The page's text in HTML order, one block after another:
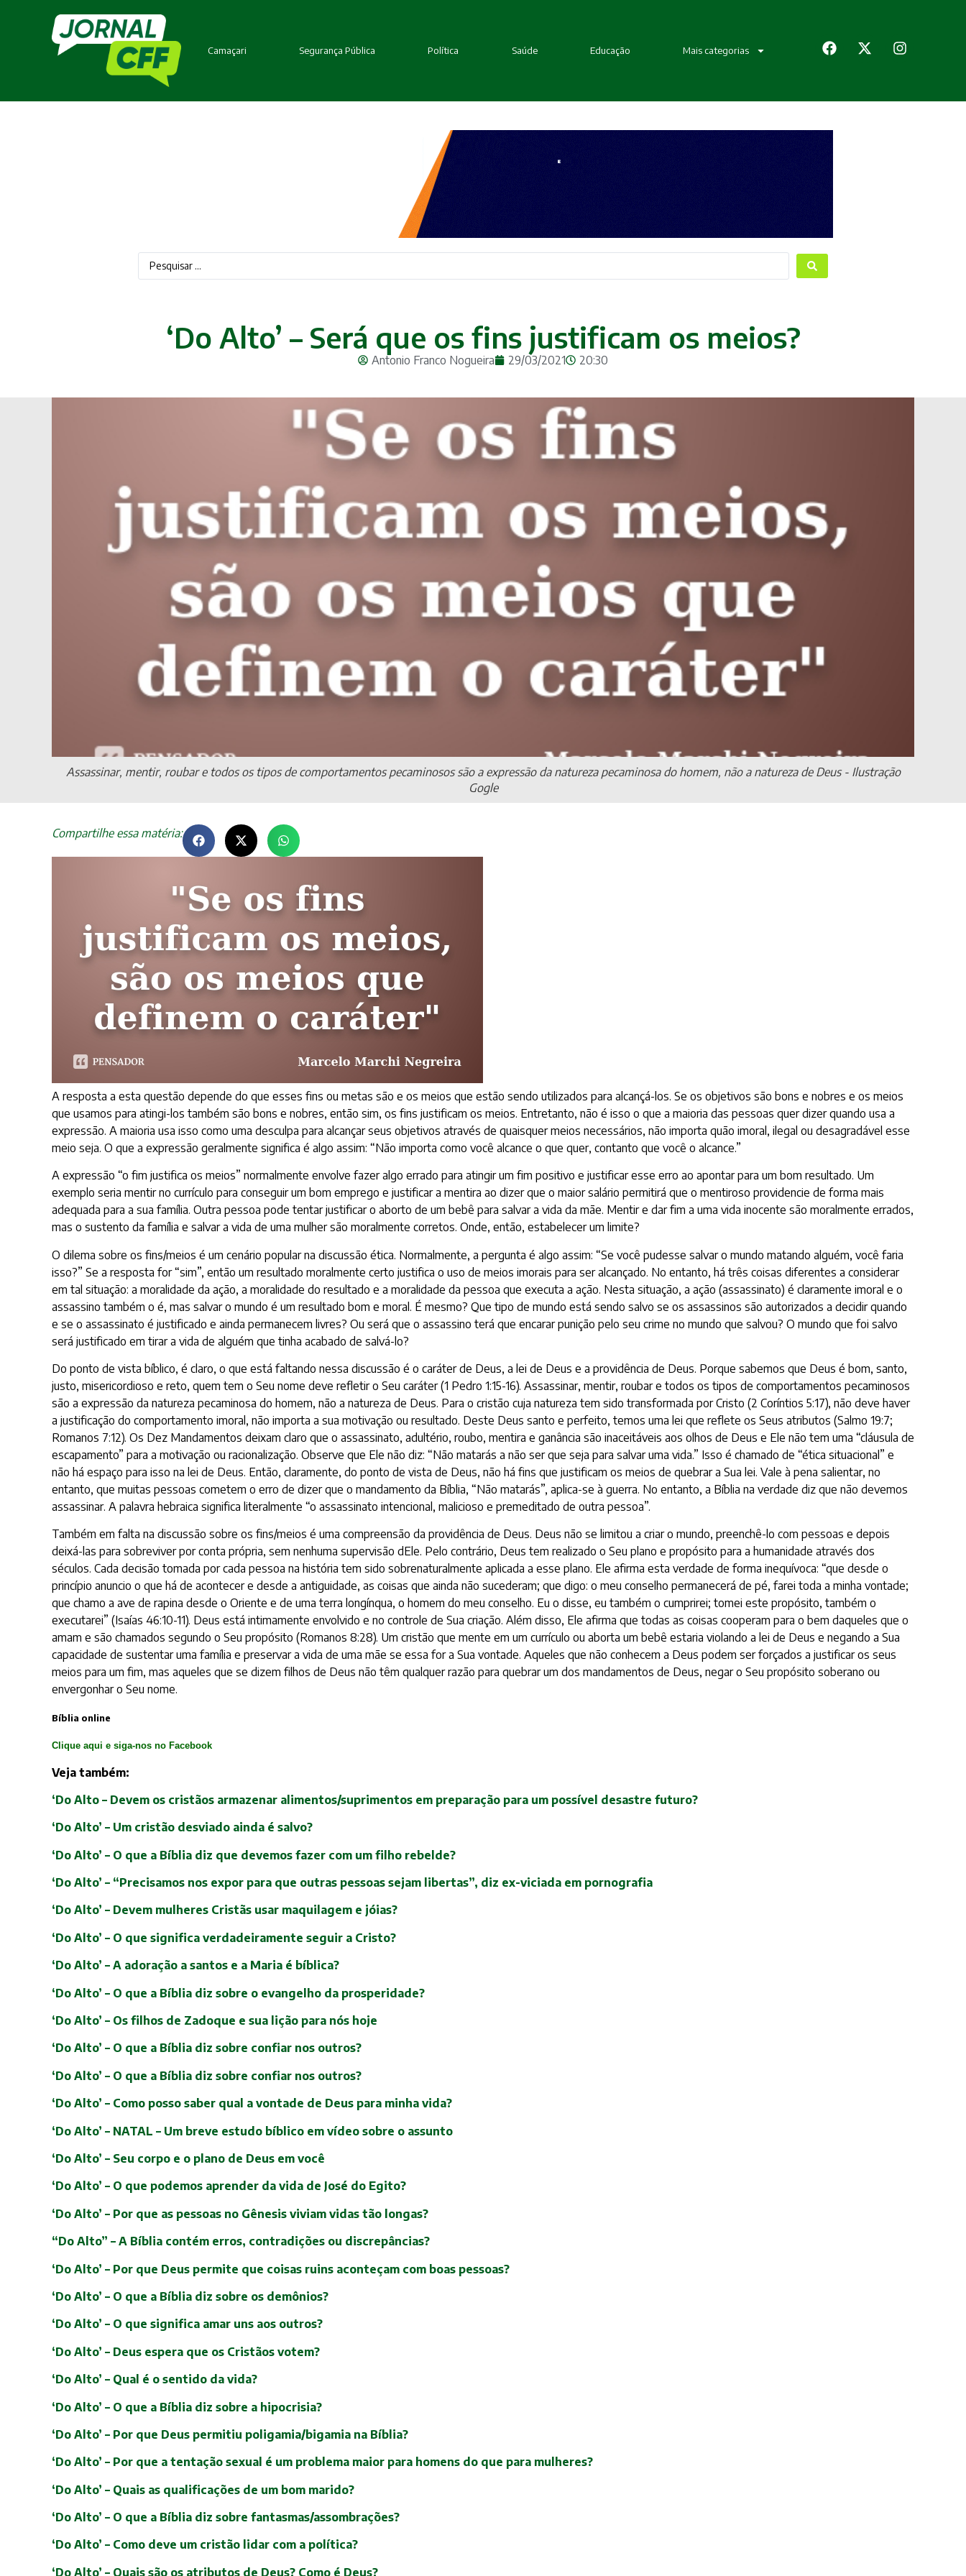
Camaçari Segurança Pública Política Saúde Educação Mais categorias
‘Do Alto’ – Será que os fins justificam os meios?
Antonio Franco Nogueira 29/03/2021 20:30
Assassinar, mentir, roubar e todos os tipos de comportamentos pecaminosos são a expressão da natureza pecaminosa do homem, não a natureza de Deus - Ilustração
Gogle
Compartilhe essa matéria:
A resposta a esta questão depende do que esses fins ou metas são e os meios que estão sendo utilizados para alcançá-los. Se os objetivos são bons e nobres e os meios
que usamos para atingi-los também são bons e nobres, então sim, os fins justificam os meios. Entretanto, não é isso o que a maioria das pessoas quer dizer quando usa a
expressão. A maioria usa isso como uma desculpa para alcançar seus objetivos através de quaisquer meios necessários, não importa quão imoral, ilegal ou desagradável esse
meio seja. O que a expressão geralmente significa é algo assim: “Não importa como você alcance o que quer, contanto que você o alcance.”
A expressão “o fim justifica os meios” normalmente envolve fazer algo errado para atingir um fim positivo e justificar esse erro ao apontar para um bom resultado. Um
exemplo seria mentir no currículo para conseguir um bom emprego e justificar a mentira ao dizer que o maior salário permitirá que o mentiroso providencie de forma mais
adequada para a sua família. Outra pessoa pode tentar justificar o aborto de um bebê para salvar a vida da mãe. Mentir e dar fim a uma vida inocente são moralmente errados,
mas o sustento da família e salvar a vida de uma mulher são moralmente corretos. Onde, então, estabelecer um limite?
O dilema sobre os fins/meios é um cenário popular na discussão ética. Normalmente, a pergunta é algo assim: “Se você pudesse salvar o mundo matando alguém, você faria
isso?” Se a resposta for “sim”, então um resultado moralmente certo justifica o uso de meios imorais para ser alcançado. No entanto, há três coisas diferentes a considerar
em tal situação: a moralidade da ação, a moralidade do resultado e a moralidade da pessoa que executa a ação. Nesta situação, a ação (assassinato) é claramente imoral e o
assassino também o é, mas salvar o mundo é um resultado bom e moral. É mesmo? Que tipo de mundo está sendo salvo se os assassinos são autorizados a decidir quando
e se o assassinato é justificado e ainda permanecem livres? Ou será que o assassino terá que encarar punição pelo seu crime no mundo que salvou? O mundo que foi salvo
será justificado em tirar a vida de alguém que tinha acabado de salvá-lo?
Do ponto de vista bíblico, é claro, o que está faltando nessa discussão é o caráter de Deus, a lei de Deus e a providência de Deus. Porque sabemos que Deus é bom, santo,
justo, misericordioso e reto, quem tem o Seu nome deve refletir o Seu caráter (1 Pedro 1:15-16). Assassinar, mentir, roubar e todos os tipos de comportamentos pecaminosos
são a expressão da natureza pecaminosa do homem, não a natureza de Deus. Para o cristão cuja natureza tem sido transformada por Cristo (2 Coríntios 5:17), não deve haver
a justificação do comportamento imoral, não importa a sua motivação ou resultado. Deste Deus santo e perfeito, temos uma lei que reflete os Seus atributos (Salmo 19:7;
Romanos 7:12). Os Dez Mandamentos deixam claro que o assassinato, adultério, roubo, mentira e ganância são inaceitáveis aos olhos de Deus e Ele não tem uma “cláusula de
escapamento” para a motivação ou racionalização. Observe que Ele não diz: “Não matarás a não ser que seja para salvar uma vida.” Isso é chamado de “ética situacional” e
não há espaço para isso na lei de Deus. Então, claramente, do ponto de vista de Deus, não há fins que justificam os meios de quebrar a Sua lei. Vale à pena salientar, no
entanto, que muitas pessoas cometem o erro de dizer que o mandamento da Bíblia, “Não matarás”, aplica-se à guerra. No entanto, a Bíblia na verdade diz que não devemos
assassinar. A palavra hebraica significa literalmente “o assassinato intencional, malicioso e premeditado de outra pessoa”.
Também em falta na discussão sobre os fins/meios é uma compreensão da providência de Deus. Deus não se limitou a criar o mundo, preenchê-lo com pessoas e depois
deixá-las para sobreviver por conta própria, sem nenhuma supervisão dEle. Pelo contrário, Deus tem realizado o Seu plano e propósito para a humanidade através dos
séculos. Cada decisão tomada por cada pessoa na história tem sido sobrenaturalmente aplicada a esse plano. Ele afirma esta verdade de forma inequívoca: “que desde o
princípio anuncio o que há de acontecer e desde a antiguidade, as coisas que ainda não sucederam; que digo: o meu conselho permanecerá de pé, farei toda a minha vontade;
que chamo a ave de rapina desde o Oriente e de uma terra longínqua, o homem do meu conselho. Eu o disse, eu também o cumprirei; tomei este propósito, também o
executarei” (Isaías 46:10-11). Deus está intimamente envolvido e no controle de Sua criação. Além disso, Ele afirma que todas as coisas cooperam para o bem daqueles que o
amam e são chamados segundo o Seu propósito (Romanos 8:28). Um cristão que mente em um currículo ou aborta um bebê estaria violando a lei de Deus e negando a Sua
capacidade de sustentar uma família e preservar a vida de uma mãe se essa for a Sua vontade. Aqueles que não conhecem a Deus podem ser forçados a justificar os seus
meios para um fim, mas aqueles que se dizem filhos de Deus não têm qualquer razão para quebrar um dos mandamentos de Deus, negar o Seu propósito soberano ou
envergonhar o Seu nome.
Bíblia online
Clique aqui e siga-nos no Facebook
Veja também:
‘Do Alto – Devem os cristãos armazenar alimentos/suprimentos em preparação para um possível desastre futuro?
‘Do Alto’ – Um cristão desviado ainda é salvo?
‘Do Alto’ – O que a Bíblia diz que devemos fazer com um filho rebelde?
‘Do Alto’ – “Precisamos nos expor para que outras pessoas sejam libertas”, diz ex-viciada em pornografia
‘Do Alto’ – Devem mulheres Cristãs usar maquilagem e jóias?
‘Do Alto’ – O que significa verdadeiramente seguir a Cristo?
‘Do Alto’ – A adoração a santos e a Maria é bíblica?
‘Do Alto’ – O que a Bíblia diz sobre o evangelho da prosperidade?
‘Do Alto’ – Os filhos de Zadoque e sua lição para nós hoje
‘Do Alto’ – O que a Bíblia diz sobre confiar nos outros?
‘Do Alto’ – O que a Bíblia diz sobre confiar nos outros?
‘Do Alto’ – Como posso saber qual a vontade de Deus para minha vida?
‘Do Alto’ – NATAL – Um breve estudo bíblico em vídeo sobre o assunto
‘Do Alto’ – Seu corpo e o plano de Deus em você
‘Do Alto’ – O que podemos aprender da vida de José do Egito?
‘Do Alto’ – Por que as pessoas no Gênesis viviam vidas tão longas?
“Do Alto” – A Bíblia contém erros, contradições ou discrepâncias?
‘Do Alto’ – Por que Deus permite que coisas ruins aconteçam com boas pessoas?
‘Do Alto’ – O que a Bíblia diz sobre os demônios?
‘Do Alto’ – O que significa amar uns aos outros?
‘Do Alto’ – Deus espera que os Cristãos votem?
‘Do Alto’ – Qual é o sentido da vida?
‘Do Alto’ – O que a Bíblia diz sobre a hipocrisia?
‘Do Alto’ – Por que Deus permitiu poligamia/bigamia na Bíblia?
‘Do Alto’ – Por que a tentação sexual é um problema maior para homens do que para mulheres?
‘Do Alto’ – Quais as qualificações de um bom marido?
‘Do Alto’ – O que a Bíblia diz sobre fantasmas/assombrações?
‘Do Alto’ – Como deve um cristão lidar com a política?
‘Do Alto’ – Quais são os atributos de Deus? Como é Deus?